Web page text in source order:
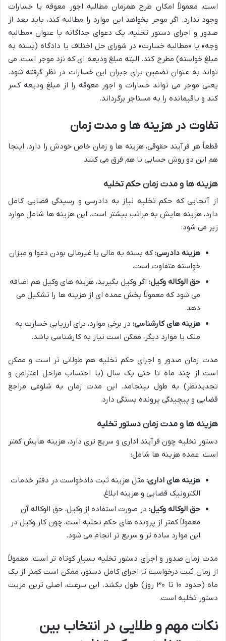
است، معمولاً امکان طرح همزمان مطالبه اجور معوقه یا خسارات
وجود ندارد. اگر موجر بخواهد این موارد را مطالبه کند، باید بعد از
صدور و اجرای دستور تخلیه، یک دعوای جداگانه با عنوان «مطالبه
وجه» یا «مطالبه خسارت» در شورای حل اختلاف یا دادگاه (بسته به
مبلغ خواسته) مطرح کند. البته مبلغ ودیعه ای که نزد موجر است، می
تواند به عنوان تضمین برای جبران این خسارات در نظر گرفته شود.
یعنی موجر می تواند خسارات و اجور معوقه را از مبلغ ودیعه کسر
کند و باقیمانده را به مستاجر برگرداند.
تفاوت در هزینه ها و مدت زمان
قطعاً هر فرآیند حقوقی، هزینه ها و زمان خاص خودش را دارد. اینجا
هم این دو روش حسابی با هم فرق می کنند.
هزینه ها و مدت زمان حکم تخلیه
از آنجایی که حکم تخلیه نیاز به دادرسی و رسیدگی قضایی کامل
دارد، هزینه هایش به مراتب بیشتر است. این هزینه ها شامل موارد
زیر می شود:
هزینه دادرسی: که بسته به مالی یا غیرمالی بودن دعوا و میزان
خواسته متفاوت است.
حق الوکاله وکیل: اگر وکیل بگیرید، هزینه های وکیل هم اضافه
می شود که معمولاً بخش عمده ای از هزینه ها را تشکیل می
دهد.
هزینه های کارشناسی: در برخی موارد، برای ارزیابی خسارت به
ملک یا موارد دیگر، ممکن است نیاز به کارشناسی باشد.
مدت زمان صدور و اجرای حکم تخلیه هم طولانی تر است و ممکن
است از چند ماه تا حتی یک سال (با احتساب مراحل اعتراض و
تجدیدنظر) به طول بینجامد. این مدت زمان به شلوغی مراجع
قضایی و پیچیدگی پرونده بستگی دارد.
هزینه ها و مدت زمان دستور تخلیه
دستور تخلیه چون فرآیند اداری و سریع تری دارد، هزینه هایش کمتر
است. عمده هزینه ها شامل:
هزینه های اداری: مثل هزینه ثبت دادخواست در دفتر خدمات
الکترونیک قضایی و هزینه ابلاغ.
حق الوکاله وکیل: در صورت استفاده از وکیل، حق الوکاله آن
معمولاً کمتر از پرونده های حکم تخلیه است، چون کار وکیل در
این موارد ساده تر و سریع تر انجام می شود.
مدت زمان صدور و اجرای دستور تخلیه بسیار کوتاه تر است. معمولاً
از زمان ثبت درخواست تا اجرای کامل دستور، ممکن است کمتر از یک
ماه (حدود ۱۰ تا ۳۰ روز) طول بکشد. این سرعت، اصلی ترین مزیت
دستور تخلیه است.
نکات مهم و طلایی در انتخاب بین